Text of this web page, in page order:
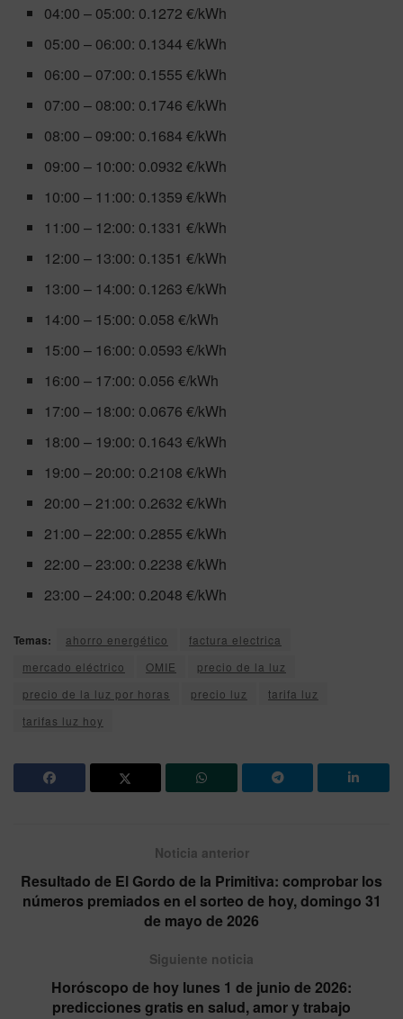
04:00 – 05:00: 0.1272 €/kWh
05:00 – 06:00: 0.1344 €/kWh
06:00 – 07:00: 0.1555 €/kWh
07:00 – 08:00: 0.1746 €/kWh
08:00 – 09:00: 0.1684 €/kWh
09:00 – 10:00: 0.0932 €/kWh
10:00 – 11:00: 0.1359 €/kWh
11:00 – 12:00: 0.1331 €/kWh
12:00 – 13:00: 0.1351 €/kWh
13:00 – 14:00: 0.1263 €/kWh
14:00 – 15:00: 0.058 €/kWh
15:00 – 16:00: 0.0593 €/kWh
16:00 – 17:00: 0.056 €/kWh
17:00 – 18:00: 0.0676 €/kWh
18:00 – 19:00: 0.1643 €/kWh
19:00 – 20:00: 0.2108 €/kWh
20:00 – 21:00: 0.2632 €/kWh
21:00 – 22:00: 0.2855 €/kWh
22:00 – 23:00: 0.2238 €/kWh
23:00 – 24:00: 0.2048 €/kWh
Temas: ahorro energético
factura electrica
mercado eléctrico
OMIE
precio de la luz
precio de la luz por horas
precio luz
tarifa luz
tarifas luz hoy
Noticia anterior
Resultado de El Gordo de la Primitiva: comprobar los
números premiados en el sorteo de hoy, domingo 31
de mayo de 2026
Siguiente noticia
Horóscopo de hoy lunes 1 de junio de 2026:
predicciones gratis en salud, amor y trabajo